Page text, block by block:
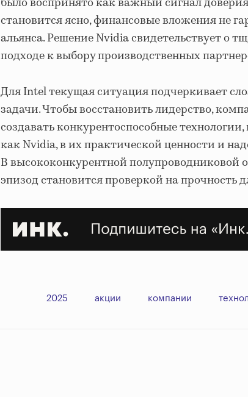
было воспринято как важный сигнал
становится ясно, финансовые вложения не
альянса. Решение Nvidia свидетельствует о
подходе к выбору производственных
Для Intel текущая ситуация подчеркивает
задачи. Чтобы восстановить лидерство,
создавать конкурентоспособные
как Nvidia, в их практической ценности и
В высококонкурентной
эпизод становится проверкой на прочность
2025 акции компании